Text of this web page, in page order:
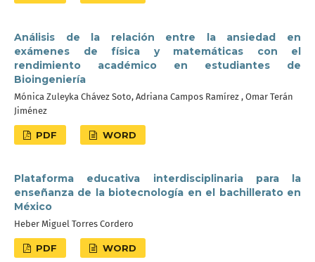
Análisis de la relación entre la ansiedad en
exámenes de física y matemáticas con el
rendimiento académico en estudiantes de
Bioingeniería
Mónica Zuleyka Chávez Soto, Adriana Campos Ramírez , Omar Terán
Jiménez
PDF WORD
Plataforma educativa interdisciplinaria para la
enseñanza de la biotecnología en el bachillerato en
México
Heber Miguel Torres Cordero
PDF WORD